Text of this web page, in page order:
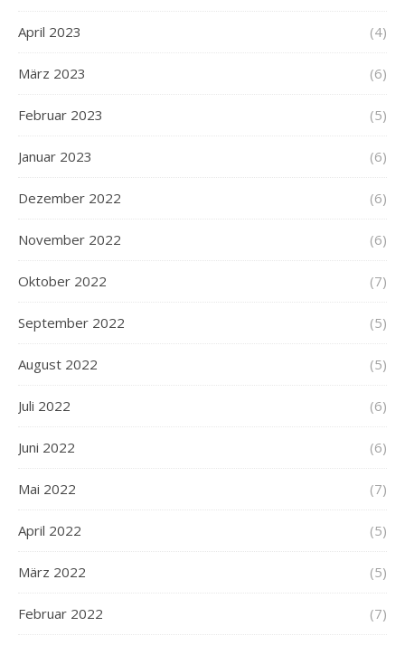
April 2023 (4)
März 2023 (6)
Februar 2023 (5)
Januar 2023 (6)
Dezember 2022 (6)
November 2022 (6)
Oktober 2022 (7)
September 2022 (5)
August 2022 (5)
Juli 2022 (6)
Juni 2022 (6)
Mai 2022 (7)
April 2022 (5)
März 2022 (5)
Februar 2022 (7)